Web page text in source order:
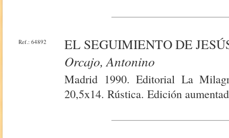
Ref.: 64892
EL SEGUIMIENTO DE
Orcajo, Antonino
Madrid 1990. Editorial La
20,5x14. Rústica. Edición